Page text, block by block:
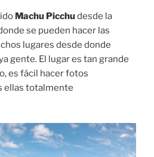
Machu Picchudesde la
se pueden hacer las
lugares desde donde
gente. El lugar es tan grande
es fácil hacer fotos
ellas totalmente